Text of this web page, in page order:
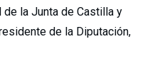
la Junta de Castilla y
de la Diputación,